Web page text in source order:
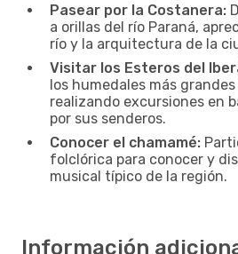
Pasear por la Costanera:
a orillas del río Paraná,
río y la arquitectura de la
Visitar los Esteros del
los humedales más
realizando excursiones en
por sus senderos.
Conocer el chamamé:
folclórica para conocer y
musical típico de la región.
Información